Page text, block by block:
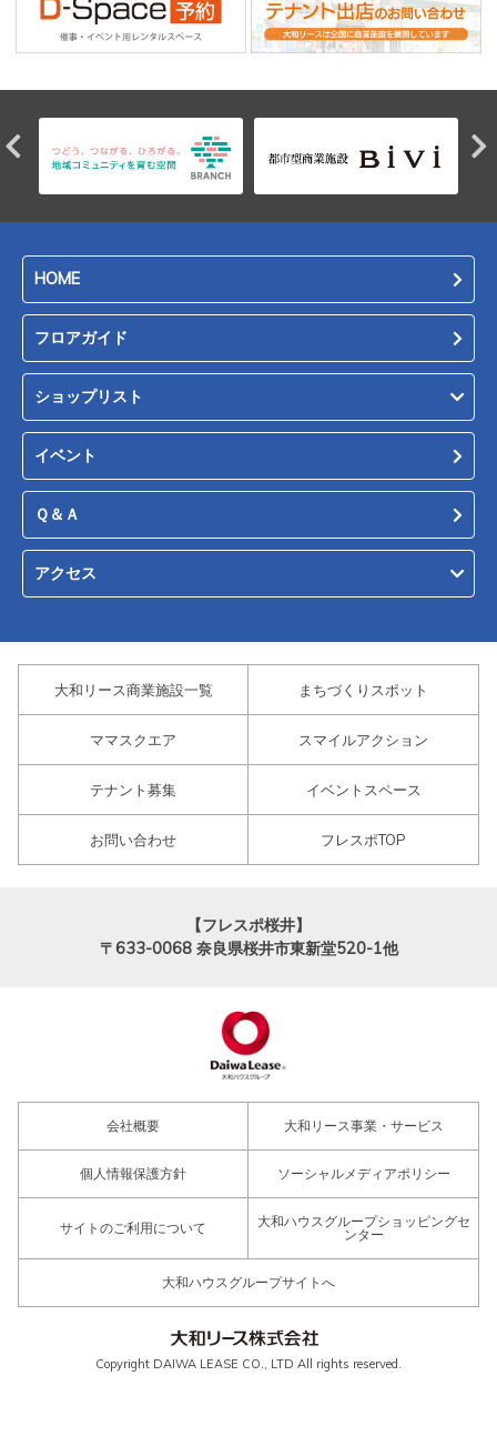
HOME
フロアガイド
ショップリスト
イベント
Ｑ＆Ａ
アクセス
大和リース商業施設一覧 まちづくりスポット
ママスクエア スマイルアクション
テナント募集 イベントスペース
お問い合わせ フレスポTOP
【フレスポ桜井】
〒633-0068 奈良県桜井市東新堂520-1他
会社概要 大和リース事業・サービス
個人情報保護方針 ソーシャルメディアポリシー
サイトのご利用について
大和ハウスグループショッピングセ
ンター
大和ハウスグループサイトへ
Copyright DAIWA LEASE CO., LTD All rights reserved.